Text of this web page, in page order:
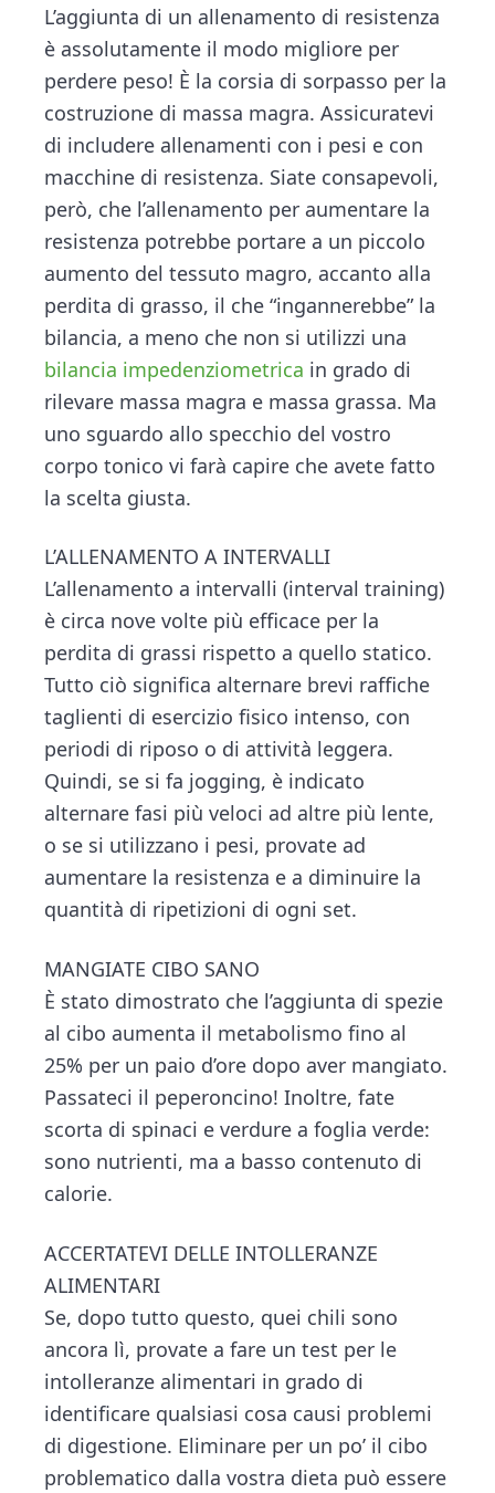
L’aggiunta di un allenamento di resistenza
è assolutamente il modo migliore per
perdere peso! È la corsia di sorpasso per la
costruzione di massa magra. Assicuratevi
di includere allenamenti con i pesi e con
macchine di resistenza. Siate consapevoli,
però, che l’allenamento per aumentare la
resistenza potrebbe portare a un piccolo
aumento del tessuto magro, accanto alla
perdita di grasso, il che “ingannerebbe” la
bilancia, a meno che non si utilizzi una
bilancia impedenziometrica in grado di
rilevare massa magra e massa grassa. Ma
uno sguardo allo specchio del vostro
corpo tonico vi farà capire che avete fatto
la scelta giusta.
L’ALLENAMENTO A INTERVALLI
L’allenamento a intervalli (interval training)
è circa nove volte più efficace per la
perdita di grassi rispetto a quello statico.
Tutto ciò significa alternare brevi raffiche
taglienti di esercizio fisico intenso, con
periodi di riposo o di attività leggera.
Quindi, se si fa jogging, è indicato
alternare fasi più veloci ad altre più lente,
o se si utilizzano i pesi, provate ad
aumentare la resistenza e a diminuire la
quantità di ripetizioni di ogni set.
MANGIATE CIBO SANO
È stato dimostrato che l’aggiunta di spezie
al cibo aumenta il metabolismo fino al
25% per un paio d’ore dopo aver mangiato.
Passateci il peperoncino! Inoltre, fate
scorta di spinaci e verdure a foglia verde:
sono nutrienti, ma a basso contenuto di
calorie.
ACCERTATEVI DELLE INTOLLERANZE
ALIMENTARI
Se, dopo tutto questo, quei chili sono
ancora lì, provate a fare un test per le
intolleranze alimentari in grado di
identificare qualsiasi cosa causi problemi
di digestione. Eliminare per un po’ il cibo
problematico dalla vostra dieta può essere